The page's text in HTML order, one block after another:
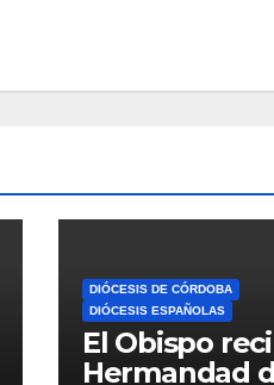
DIÓCESIS DE CÓRDOBA
DIÓCESIS ESPAÑOLAS
El Obispo
Hermandad